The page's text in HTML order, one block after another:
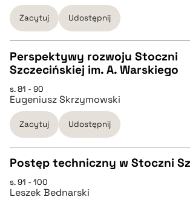
pobierz cytat
BIBTEX
pobierz cytat
Zacytuj Udostępnij
CZYSTY TEKST
pobierz cytat
BIBTEX
pobierz cytat
Perspektywy rozwoju Stoczni
Szczecińskiej im. A. Warskiego
s. 81 - 90
Eugeniusz Skrzymowski
Zacytuj Udostępnij
CZYSTY TEKST
Postęp techniczny w Stoczni
s. 91 - 100
Leszek Bednarski